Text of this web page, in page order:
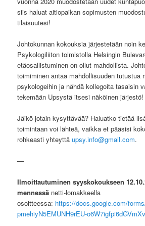
siis haluat aitiopaikan sopimusten
tilaisuutesi!
Johtokunnan kokouksia järjestetään noin
Psykologiliiton toimistolla Helsingin
etäosallistuminen on ollut mahdollista.
toimiminen antaa mahdollisuuden tutustua
psykologeihin ja nähdä kollegoita tasaisin
tekemään Upsystä itsesi näköinen järjestö!
Jäikö jotain kysyttävää? Haluatko tietää
toimintaan voi lähteä, vaikka et pääsisi
rohkeasti yhteyttäupsy.info@gmail.com.
—
Ilmoittautuminen syyskokoukseen
mennessä netti-lomakkeella
osoitteessa: https://docs.google.com/
pmehiyN5EMUNH9rEU-